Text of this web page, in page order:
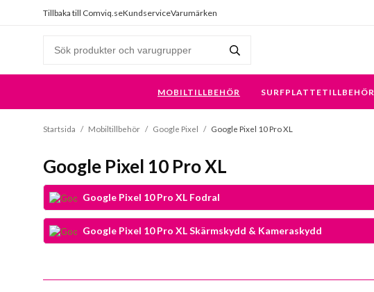
Tillbaka till Comviq.seKundserviceVarumärken
MOBILTILLBEHÖR SURFPLATTETILLBEHÖR
Startsida / Mobiltillbehör / Google Pixel / Google Pixel 10 Pro XL
Google Pixel 10 Pro XL
Google Pixel 10 Pro XL Fodral
Google Pixel 10 Pro XL Skärmskydd & Kameraskydd